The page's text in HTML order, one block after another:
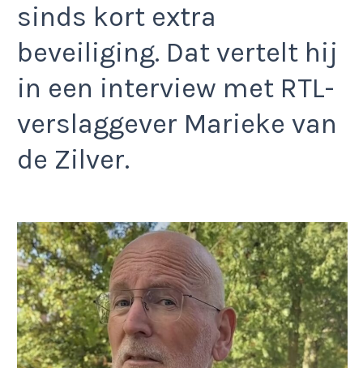
sinds kort extra
beveiliging. Dat vertelt hij
in een interview met RTL-
verslaggever Marieke van
de Zilver.